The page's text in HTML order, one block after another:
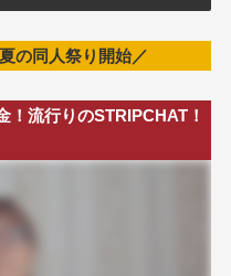
の同人祭り開始／
！流行りのSTRIPCHAT！